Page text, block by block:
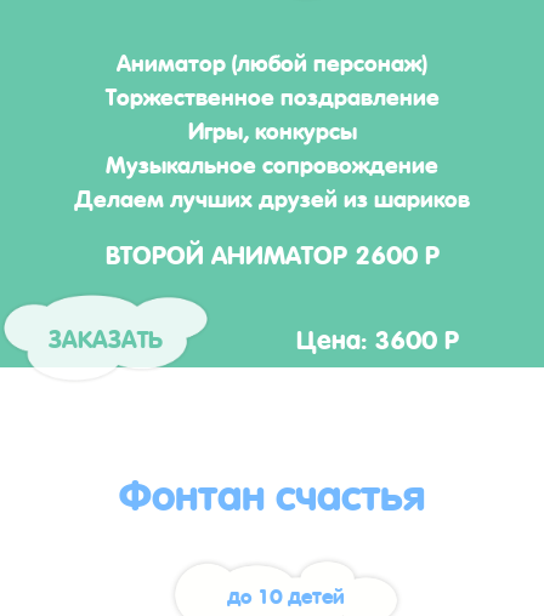
Аниматор (любой персонаж)
Торжественное поздравление
Игры, конкурсы
Музыкальное сопровождение
Делаем лучших друзей из шариков
ВТОРОЙ АНИМАТОР 2600 Р
ЗАКАЗАТЬ Цена: 3600 Р
Фонтан счастья
до 10 детей